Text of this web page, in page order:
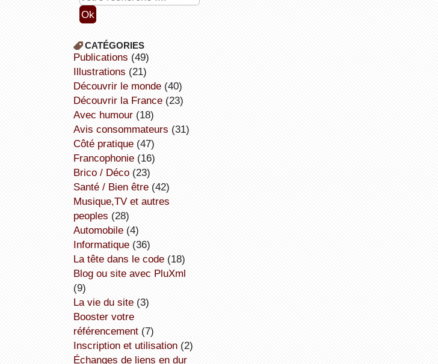
CATÉGORIES
publications (49)
illustrations (21)
découvrir le monde(40)
découvrir la France(23)
avec humour(18)
avis consommateurs (31)
côté pratique(47)
Francophonie(16)
Brico / Déco(23)
Santé / Bien être(42)
Musique,TV et autres
peoples (28)
Automobile(4)
informatique(36)
la tête dans le code(18)
Blog ou site avec PluXml
(9)
la vie du site(3)
booster votre
référencement(7)
inscription et utilisation(2)
échanges de liens en dur